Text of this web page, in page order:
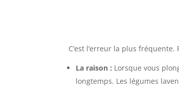
C’est l’erreur la plus
La raison : Lorsque vous
longtemps. Les légumes